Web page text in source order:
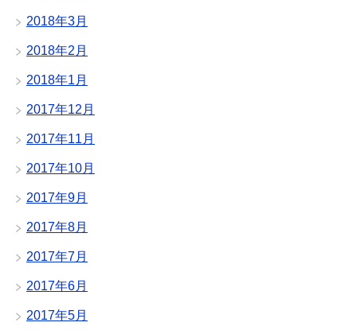
2018年3月
2018年2月
2018年1月
2017年12月
2017年11月
2017年10月
2017年9月
2017年8月
2017年7月
2017年6月
2017年5月